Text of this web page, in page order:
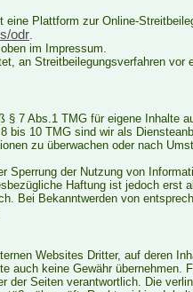
Plattform zur Online-
odr.
im Impressum.
an Streitbeilegungsverfahren vor
§ 7 Abs.1 TMG für eigene Inhalte
bis 10 TMG sind wir als
zu überwachen oder nach
Sperrung der Nutzung von
Haftung ist jedoch erst
Bei Bekanntwerden von
Websites Dritter, auf deren
auch keine Gewähr
der Seiten verantwortlich. Die